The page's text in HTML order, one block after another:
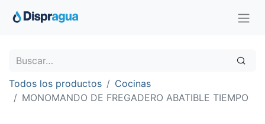
Todos los productos
Cocinas
MONOMANDO DE FREGADERO ABATIBLE TIEMPO